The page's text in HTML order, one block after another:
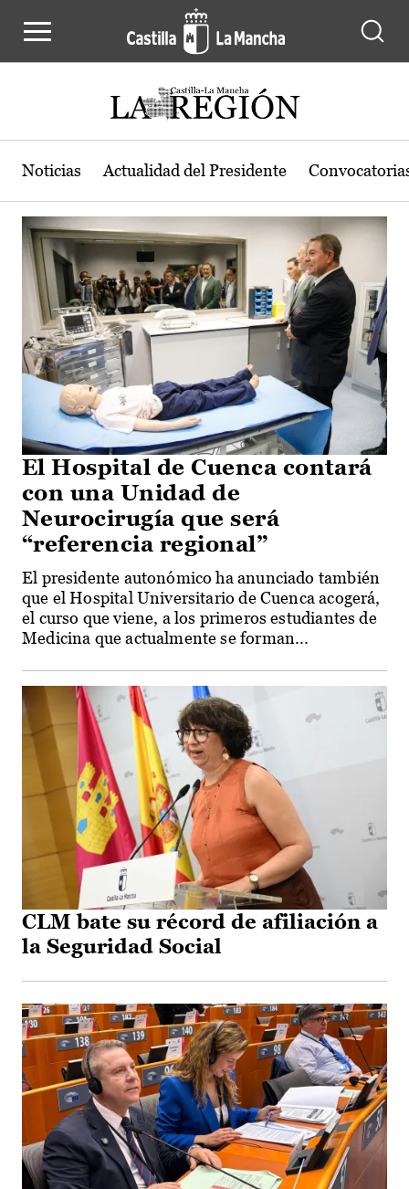
Actualidad de la región de Castilla-
Noticias Actualidad del Presidente
El Hospital de Cuenca contará
con una Unidad de
Neurocirugía que será
“referencia regional”
El presidente autonómico ha anunciado también
que el Hospital Universitario de Cuenca acogerá,
el curso que viene, a los primeros estudiantes de
Medicina que actualmente se forman...
CLM bate su récord de afiliación a
la Seguridad Social